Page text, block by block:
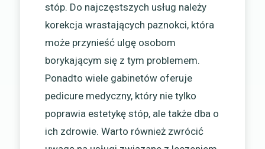
stóp. Do najczęstszych usług należy
korekcja wrastających paznokci, która
może przynieść ulgę osobom
borykającym się z tym problemem.
Ponadto wiele gabinetów oferuje
pedicure medyczny, który nie tylko
poprawia estetykę stóp, ale także dba o
ich zdrowie. Warto również zwrócić